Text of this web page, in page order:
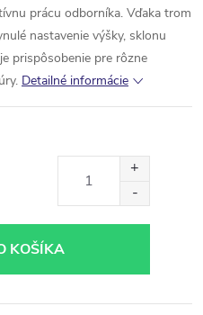
prácu odborníka. Vďaka trom
nastavenie výšky, sklonu
prispôsobenie pre rôzne
Detailné informácie
KOŠÍKA